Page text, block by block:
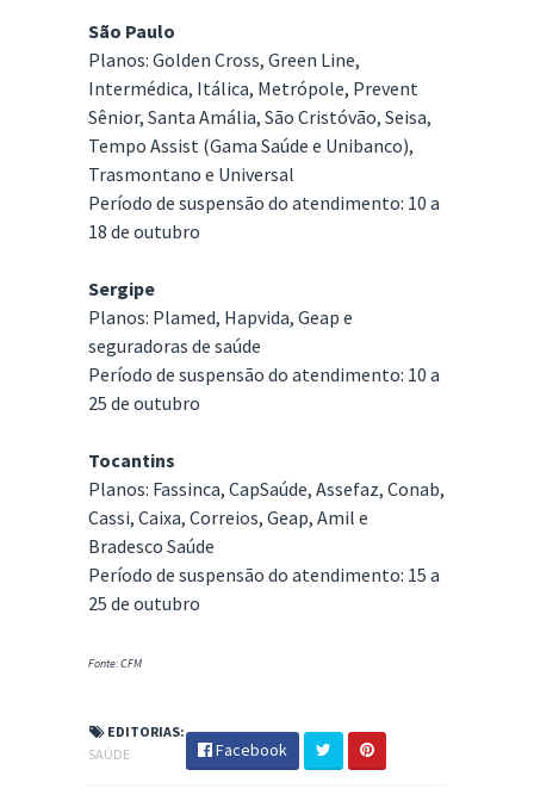
São Paulo
Planos: Golden Cross, Green Line,
Intermédica, Itálica, Metrópole, Prevent
Sênior, Santa Amália, São Cristóvão, Seisa,
Tempo Assist (Gama Saúde e Unibanco),
Trasmontano e Universal
Período de suspensão do atendimento: 10 a
18 de outubro
Sergipe
Planos: Plamed, Hapvida, Geap e
seguradoras de saúde
Período de suspensão do atendimento: 10 a
25 de outubro
Tocantins
Planos: Fassinca, CapSaúde, Assefaz, Conab,
Cassi, Caixa, Correios, Geap, Amil e
Bradesco Saúde
Período de suspensão do atendimento: 15 a
25 de outubro
Fonte: CFM
EDITORIAS:
SAÚDE
Facebook